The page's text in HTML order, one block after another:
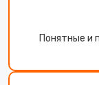
Понятные и